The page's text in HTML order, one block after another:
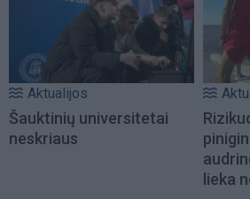
Aktualijos
Šauktinių universitetai
neskriaus
lieka